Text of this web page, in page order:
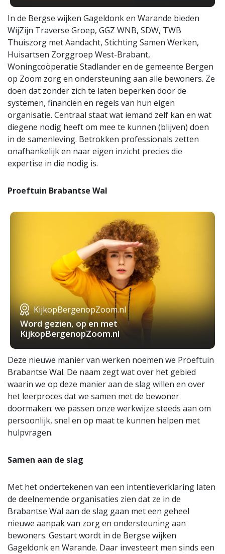
In de Bergse wijken Gageldonk en Warande bieden
WijZijn Traverse Groep, GGZ WNB, SDW, TWB
Thuiszorg met Aandacht, Stichting Samen Werken,
Huisartsen Zorggroep West-Brabant,
Woningcoöperatie Stadlander en de gemeente Bergen
op Zoom zorg en ondersteuning aan alle bewoners. Ze
doen dat zonder zich te laten beperken door de
systemen, financiën en regels van hun eigen
organisatie. Centraal staat wat iemand zelf kan en wat
diegene nodig heeft om mee te kunnen (blijven) doen
in de samenleving. Betrokken professionals zetten
onafhankelijk en naar eigen inzicht precies die
expertise in die nodig is.
Proeftuin Brabantse Wal
KijkopBergenopZoom.nl
Word gezien, op en met
KijkopBergenopZoom.nl
Deze nieuwe manier van werken noemen we Proeftuin
Brabantse Wal. De naam zegt wat over het gebied
waarin we op deze manier aan de slag willen en over
het leerproces dat we samen met de bewoner
doormaken: we passen onze werkwijze steeds aan om
persoonlijk, snel en op maat te kunnen helpen met
hulpvragen.
Samen aan de slag
Met het ondertekenen van een intentieverklaring laten
de deelnemende organisaties zien dat ze in de
Brabantse Wal aan de slag gaan met een geheel
nieuwe aanpak van zorg en ondersteuning aan
bewoners. Gestart wordt in de Bergse wijken
Gageldonk en Warande. Daar investeert men sinds een